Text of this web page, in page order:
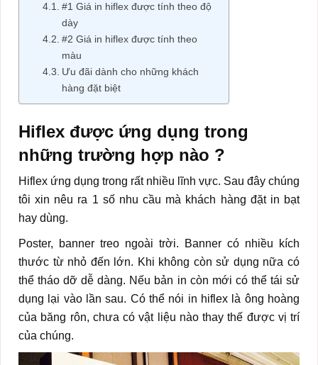
#1 Giá in hiflex được tính theo độ
dày
#2 Giá in hiflex được tính theo
màu
Ưu đãi dành cho những khách
hàng đặt biệt
Hiflex được ứng dụng trong
những trường hợp nào ?
Hiflex ứng dụng trong rất nhiều lĩnh vực. Sau đây chúng
tôi xin nêu ra 1 số nhu cầu mà khách hàng đặt in bạt
hay dùng.
Poster, banner treo ngoài trời. Banner có nhiều kích
thước từ nhỏ đến lớn. Khi không còn sử dụng nữa có
thể tháo dỡ dễ dàng. Nếu bản in còn mới có thể tái sử
dụng lại vào lần sau. Có thể nói in hiflex là ông hoàng
của băng rôn, chưa có vật liệu nào thay thế được vị trí
của chúng.